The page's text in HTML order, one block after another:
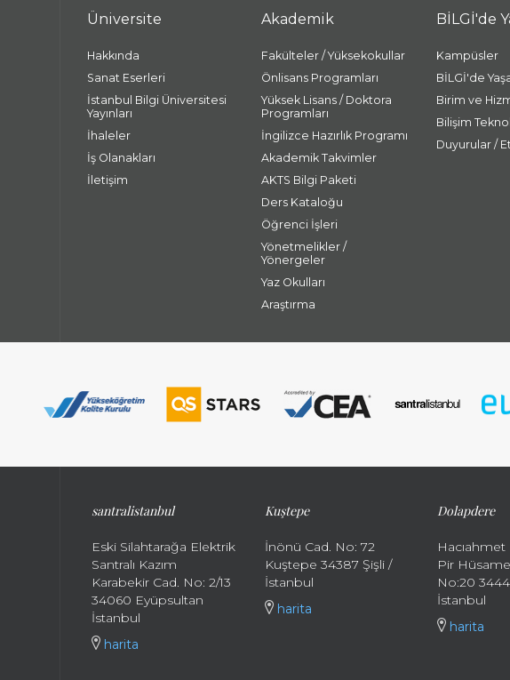
Üniversite
Hakkında
Sanat Eserleri
İstanbul Bilgi Üniversitesi
Yayınları
İhaleler
İş Olanakları
İletişim
Akademik
Fakülteler / Yüksekokullar
Önlisans Programları
Yüksek Lisans / Doktora
Programları
İngilizce Hazırlık Programı
Akademik Takvimler
AKTS Bilgi Paketi
Ders Kataloğu
Öğrenci İşleri
Yönetmelikler /
Yönergeler
Yaz Okulları
Araştırma
BİLGİ'de
Kampüsler
BİLGİ'de
Birim ve
Bilişim
Duyurular /
santralistanbul
Eski Silahtarağa Elektrik
Santralı Kazım
Karabekir Cad. No: 2/13
34060 Eyüpsultan
İstanbul
harita
Kuştepe
İnönü Cad. No: 72
Kuştepe 34387 Şişli /
İstanbul
harita
Dolapdere
Pir
No:20
İstanbul
harita